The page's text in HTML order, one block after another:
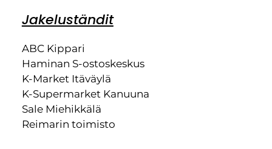
Jakeluständit
ABC Kippari
Haminan S-ostoskeskus
K-Market Itäväylä
K-Supermarket Kanuuna
Sale Miehikkälä
Reimarin toimisto